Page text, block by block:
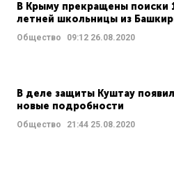
В Крыму прекращены поиски
летней школьницы из
Общество 09:12 26.08.2020
В деле защиты Куштау
новые подробности
Общество 21:44 25.08.2020